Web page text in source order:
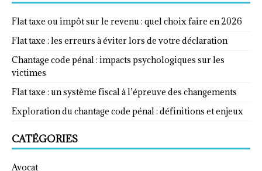
Flat taxe ou impôt sur le revenu : quel choix faire en 2026
Flat taxe : les erreurs à éviter lors de votre déclaration
Chantage code pénal : impacts psychologiques sur les
victimes
Flat taxe : un système fiscal à l’épreuve des changements
Exploration du chantage code pénal : définitions et enjeux
CATÉGORIES
Avocat